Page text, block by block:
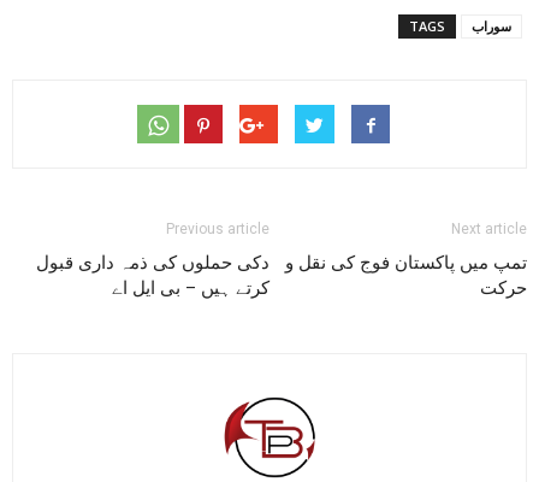
TAGS سوراب
Previous article
دکی حملوں کی ذمہ داری قبول
کرتے ہیں – بی ایل اے
Next article
تمپ میں پاکستان فوج کی نقل و
حرکت